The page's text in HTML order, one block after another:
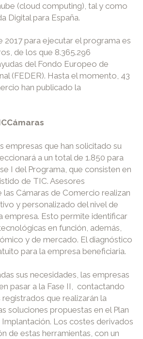
(cloud computing), tal y como
Digital para España.
2017 para ejecutar el programa es
de los que 8.365.296
del Fondo Europeo de
(FEDER). Hasta el momento, 43
han publicado la
empresas que han solicitado su
a un total de 1.850 para
I del Programa, que consisten en
de TIC. Asesores
las Cámaras de Comercio realizan
y personalizado del nivel de
empresa. Esto permite identificar
en función, además,
y de mercado. El diagnóstico
para la empresa beneficiaria.
sus necesidades, las empresas
pasar a la Fase II, contactando
que realizarán la
soluciones propuestas en el Plan
Los costes derivados
de estas herramientas, con un